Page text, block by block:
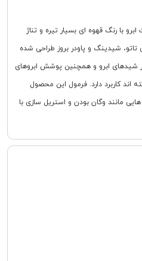
با رنگ قهوه ای بسیار تیره و تناژ
شیدینگ و پاودر بروز طراحی شده
شیدهای ابرو و همچنین پوشش ابروهای
اند کاربرد دارد. فرمول این محصول
مانند وگان بودن و استریل سازی با